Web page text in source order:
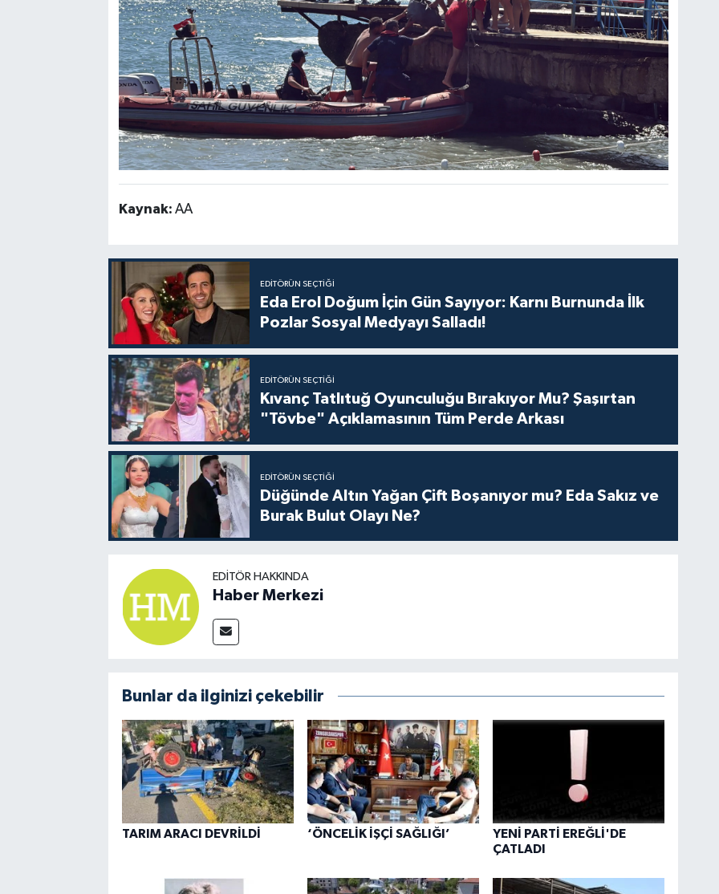
Kaynak: AA
EDITÖRÜN SEÇTIĞI
Eda Erol Doğum İçin Gün Sayıyor: Karnı Burnunda İlk
Pozlar Sosyal Medyayı Salladı!
EDITÖRÜN SEÇTIĞI
Kıvanç Tatlıtuğ Oyunculuğu Bırakıyor Mu? Şaşırtan
"Tövbe" Açıklamasının Tüm Perde Arkası
EDITÖRÜN SEÇTIĞI
Düğünde Altın Yağan Çift Boşanıyor mu? Eda Sakız ve
Burak Bulut Olayı Ne?
EDITÖR HAKKINDA
Haber Merkezi
Bunlar da ilginizi çekebilir
TARIM ARACI DEVRİLDİ ‘ÖNCELİK İŞÇİ SAĞLIĞI’
YENİ PARTİ EREĞLİ'DE
ÇATLADI